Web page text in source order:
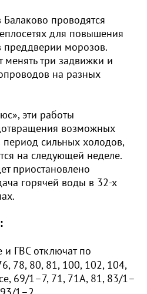
проводятся
для повышения
преддверии морозов.
менять три задвижки и
на разных
эти работы
возможных
сильных холодов,
на следующей неделе.
приостановлено
горячей воды в 32-х
и ГВС отключат по
78, 80, 81, 100, 102, 104,
69/1–7, 71, 71А, 81, 83/1–